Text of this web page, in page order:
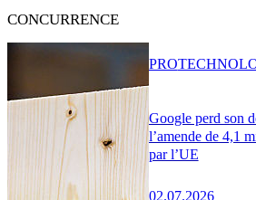
CONCURRENCE
Google perd son
l’amende de 4,1
par l’UE
02.07.2026
PRO